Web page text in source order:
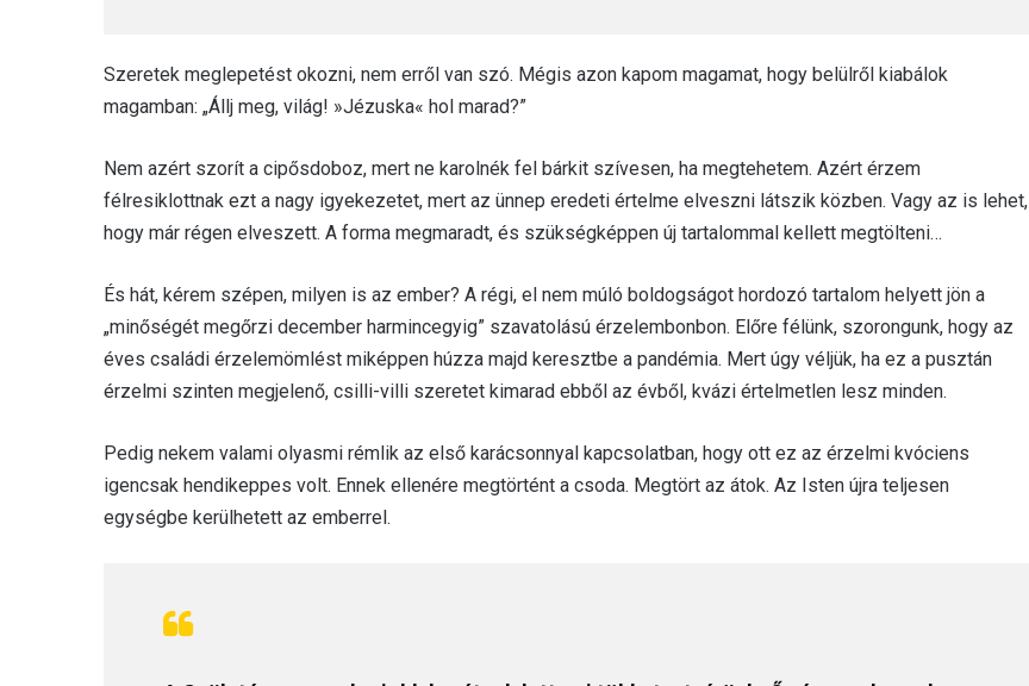
Szeretek meglepetést okozni, nem erről van szó. Mégis azon kapom magamat, hogy belülről kiabálok
magamban: „Állj meg, világ! »Jézuska« hol marad?”
Nem azért szorít a cipősdoboz, mert ne karolnék fel bárkit szívesen, ha megtehetem. Azért érzem
félresiklottnak ezt a nagy igyekezetet, mert az ünnep eredeti értelme elveszni látszik közben. Vagy az is lehet,
hogy már régen elveszett. A forma megmaradt, és szükségképpen új tartalommal kellett megtölteni…
És hát, kérem szépen, milyen is az ember? A régi, el nem múló boldogságot hordozó tartalom helyett jön a
„minőségét megőrzi december harmincegyig” szavatolású érzelembonbon. Előre félünk, szorongunk, hogy az
éves családi érzelemömlést miképpen húzza majd keresztbe a pandémia. Mert úgy véljük, ha ez a pusztán
érzelmi szinten megjelenő, csilli-villi szeretet kimarad ebből az évből, kvázi értelmetlen lesz minden.
Pedig nekem valami olyasmi rémlik az első karácsonnyal kapcsolatban, hogy ott ez az érzelmi kvóciens
igencsak hendikeppes volt. Ennek ellenére megtörtént a csoda. Megtört az átok. Az Isten újra teljesen
egységbe kerülhetett az emberrel.